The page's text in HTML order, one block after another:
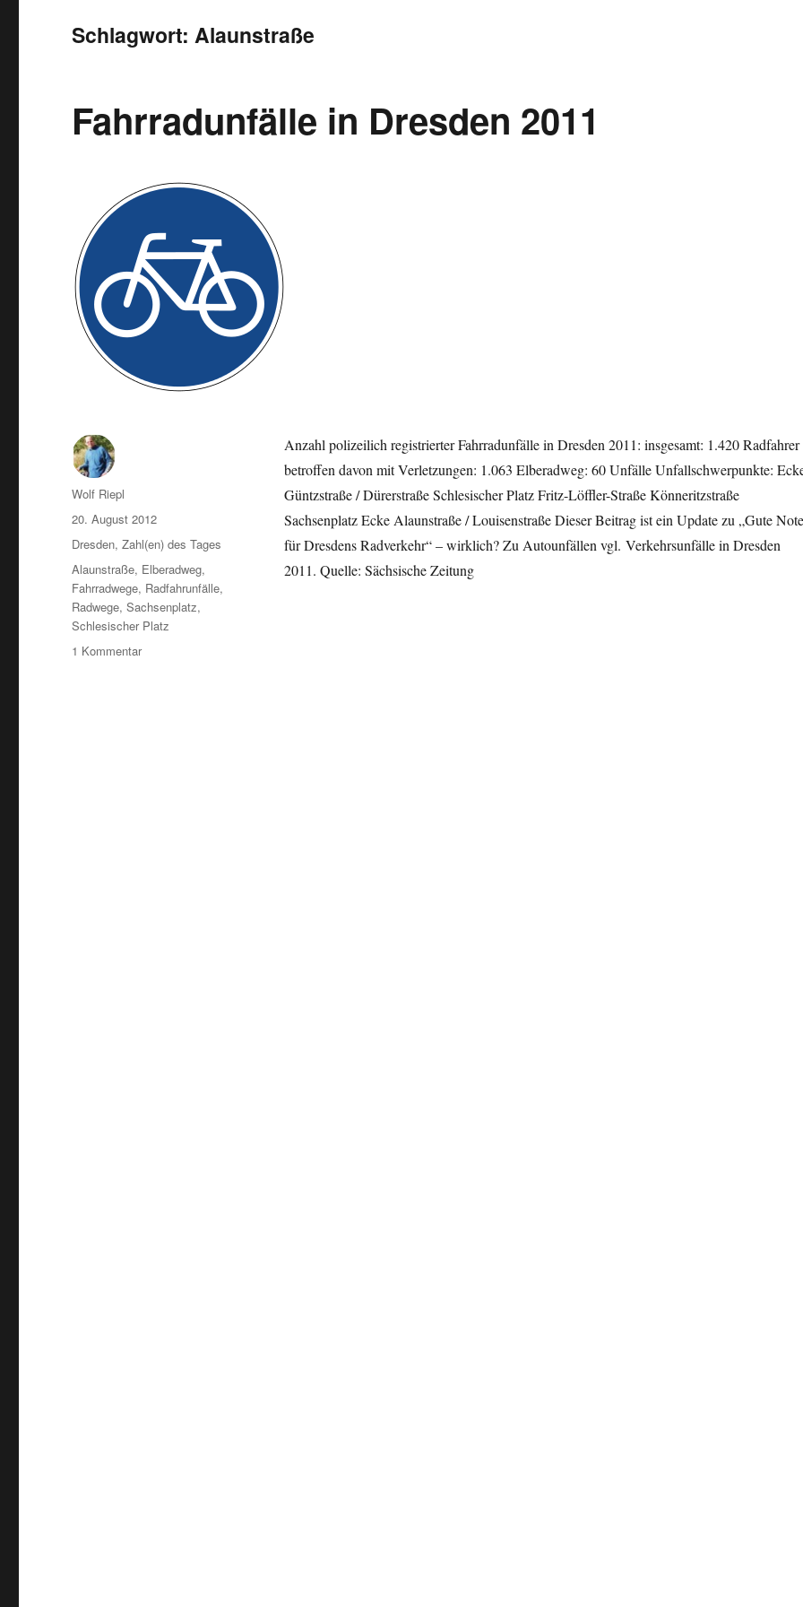
Schlagwort:Alaunstraße
Fahrradunfälle in Dresden 2011
Anzahl polizeilich registrierter Fahrradunfälle in Dresden 2011: insgesamt: 1.420 Radfahrer
betroffen davon mit Verletzungen: 1.063 Elberadweg: 60 Unfälle Unfallschwerpunkte:
Güntzstraße / Dürerstraße Schlesischer Platz Fritz-Löffler-Straße Könneritzstraße
Sachsenplatz Ecke Alaunstraße / Louisenstraße Dieser Beitrag ist ein Update zu „Gute
für Dresdens Radverkehr“ – wirklich? Zu Autounfällen vgl. Verkehrsunfälle in Dresden
2011. Quelle: Sächsische Zeitung
Autor
Wolf Riepl
Veröffentlicht
am
20. August 2012
Kategorien
Dresden,Zahl(en) des Tages
Schlagwörter
Alaunstraße, Elberadweg,
Fahrradwege, Radfahrunfälle,
Radwege,Sachsenplatz,
Schlesischer Platz
1 Kommentarzu